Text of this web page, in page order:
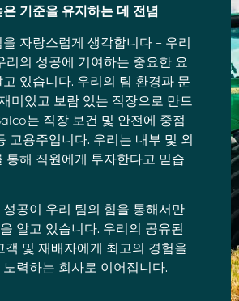
기준을 유지하는 데 전념
자랑스럽게 생각합니다 – 우리
리의 성공에 기여하는 중요한 요
있습니다. 우리의 팀 환경과 문
미있고 보람 있는 직장으로 만드
는 직장 보건 및 안전에 중점
고용주입니다. 우리는 내부 및 외
통해 직원에게 투자한다고 믿습
공이 우리 팀의 힘을 통해서만
알고 있습니다. 우리의 공유된
객 및 재배자에게 최고의 경험을
력하는 회사로 이어집니다.